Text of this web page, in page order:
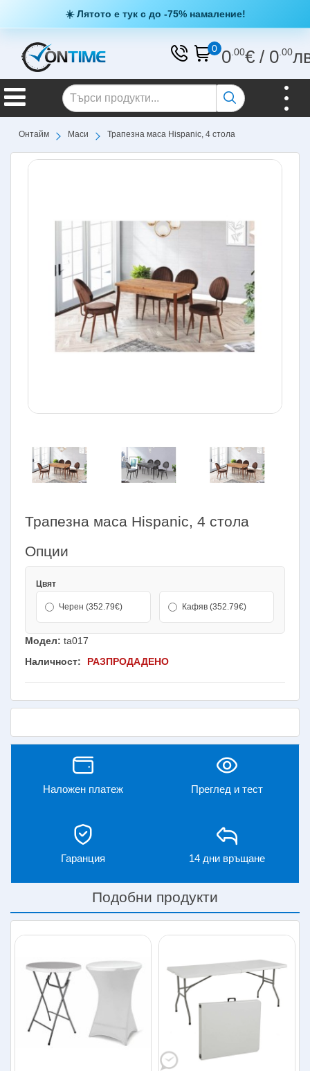
☀️ Лятото е тук с до -75% намаление!
0 0.00€/ 0.00
Онтайм Маси Трапезна маса Hispanic, 4 стола
Трапезна маса Hispanic, 4 стола
Опции
Цвят
Черен (352.79€) Кафяв (352.79€)
Модел: ta017
Наличност:
РАЗПРОДАДЕНО
Наложен платеж Преглед и тест
Гаранция 14 дни връщане
Подобни продукти